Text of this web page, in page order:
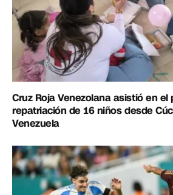
Cruz Roja Venezolana asistió en el
repatriación de 16 niños desde
Venezuela